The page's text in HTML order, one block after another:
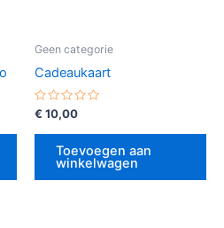
Geen categorie
Cadeaukaart
Gewaardeerd
0
uit
€ 10,00
Toevoegen aan
winkelwagen